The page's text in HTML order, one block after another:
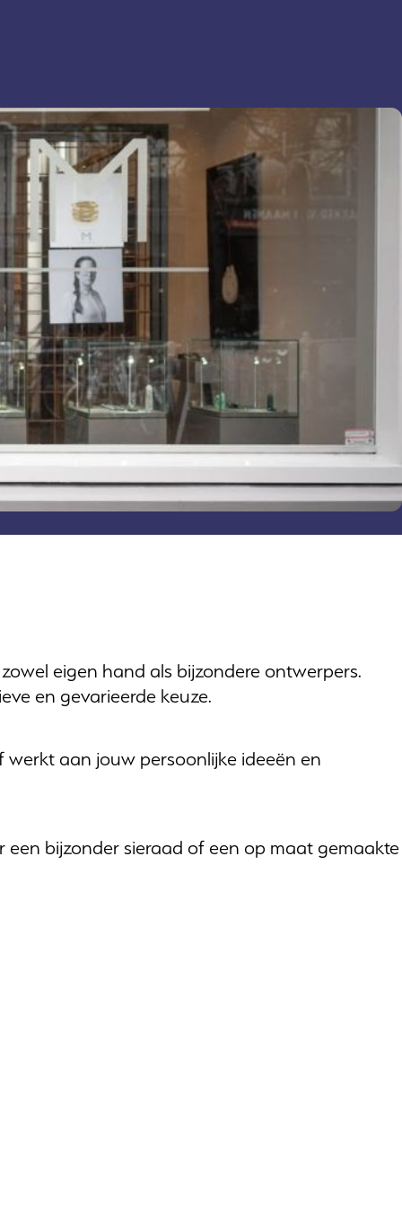
eigen hand als bijzondere ontwerpers.
en gevarieerde keuze.
aan jouw persoonlijke ideeën en
bijzonder sieraad of een op maat gemaakte